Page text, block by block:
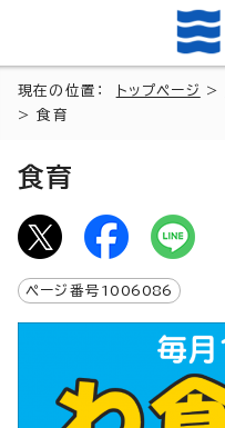
現在の位置： トップページ >
> 食育
食育
ページ番号 1006086